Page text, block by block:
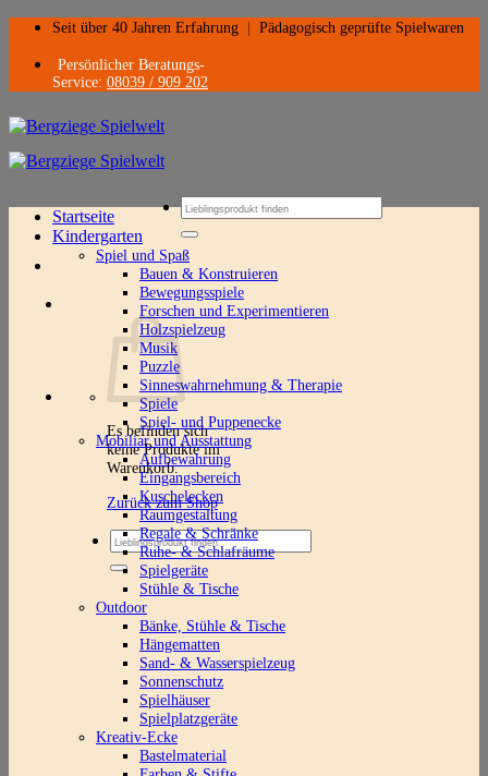
Zum
springen
Seit über 40 Jahren Erfahrung Pädagogisch geprüfte Spielwaren
Persönlicher Beratungs-
Service: 08039 / 909 202
Suchen
nach:
Es befinden sich
keine Produkte im
Warenkorb.
Zurück zum Shop
Suchen
nach:
Startseite
Kindergarten
Spiel und Spaß
Bauen & Konstruieren
Bewegungsspiele
Forschen und Experimentieren
Holzspielzeug
Musik
Puzzle
Sinneswahrnehmung & Therapie
Spiele
Spiel- und Puppenecke
Mobiliar und Ausstattung
Aufbewahrung
Eingangsbereich
Kuschelecken
Raumgestaltung
Regale & Schränke
Ruhe- & Schlafräume
Spielgeräte
Stühle & Tische
Outdoor
Bänke, Stühle & Tische
Hängematten
Sand- & Wasserspielzeug
Sonnenschutz
Spielhäuser
Spielplatzgeräte
Kreativ-Ecke
Bastelmaterial